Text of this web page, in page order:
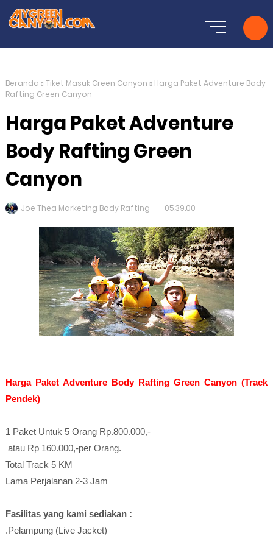
Beranda Tiket Masuk Green Canyon
Harga Paket Adventure Body
Rafting Green Canyon
Harga Paket Adventure
Body Rafting Green
Canyon
Joe Thea Marketing Body Rafting 05.39.00
Harga Paket Adventure Body Rafting Green Canyon (Track
Pendek)
1 Paket Untuk 5 Orang Rp.800.000,-
atau Rp 160.000,-per Orang.
Total Track 5 KM
Lama Perjalanan 2-3 Jam
Fasilitas yang kami sediakan :
.Pelampung (Live Jacket)